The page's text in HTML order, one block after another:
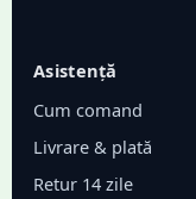
Asistență
Cum comand
Livrare & plată
Retur 14 zile